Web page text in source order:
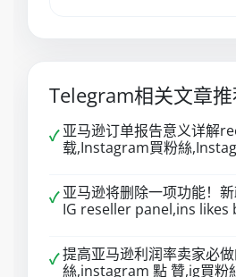
Telegram相关文章
✓ 亚马逊订单报告意义详解
载,Instagram買粉絲
✓ 亚马逊将删除一项功能！
IG reseller panel,ins likes
✓提高亚马逊利润率卖家必
絲,instagram 點 贊,ig買粉